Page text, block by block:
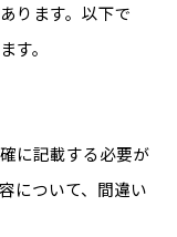
ります。以下で
す。
に記載する必要が
について、間違い